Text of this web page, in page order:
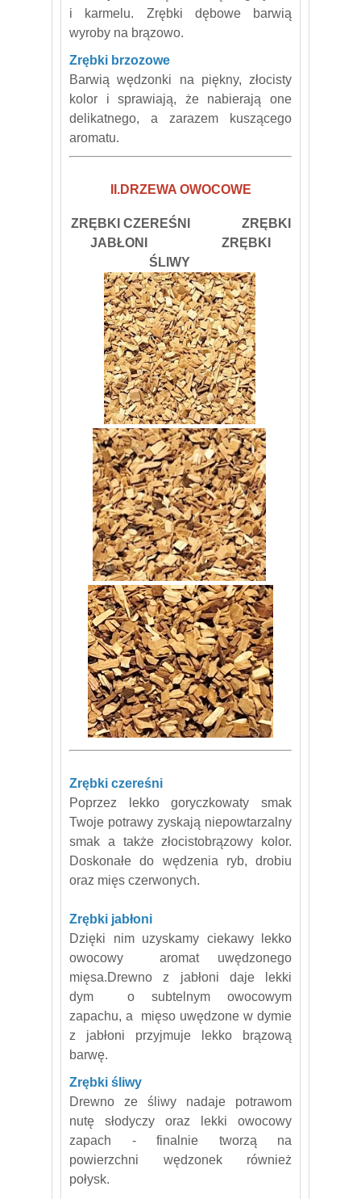
i karmelu. Zrębki dębowe barwią
wyroby na brązowo.
Zrębki brzozowe
Barwią wędzonki na piękny, złocisty
kolor i sprawiają, że nabierają one
delikatnego, a zarazem kuszącego
aromatu.
II.DRZEWA OWOCOWE
ZRĘBKI CZEREŚNI ZRĘBKI
JABŁONI ZRĘBKI
ŚLIWY
Zrębki czereśni
Poprzez lekko goryczkowaty smak
Twoje potrawy zyskają niepowtarzalny
smak a także złocistobrązowy kolor.
Doskonałe do wędzenia ryb, drobiu
oraz mięs czerwonych.
Zrębki jabłoni
Dzięki nim uzyskamy ciekawy lekko
owocowy aromat uwędzonego
mięsa.Drewno z jabłoni daje lekki
dym o subtelnym owocowym
zapachu, a mięso uwędzone w dymie
z jabłoni przyjmuje lekko brązową
barwę.
Zrębki śliwy
Drewno ze śliwy nadaje potrawom
nutę słodyczy oraz lekki owocowy
zapach - finalnie tworzą na
powierzchni wędzonek również
połysk.